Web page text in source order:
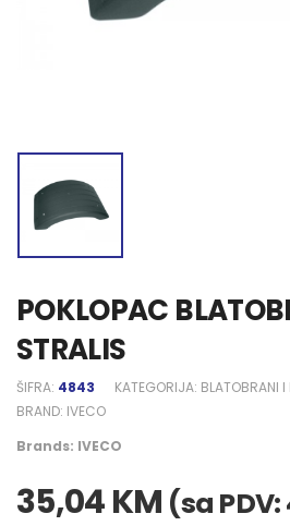
POKLOPAC
STRALIS
ŠIFRA: 4843 KATEGORIJA: BLATOBRANI
BRAND: IVECO
Brands: IVECO
35,04KM (sa PDV: